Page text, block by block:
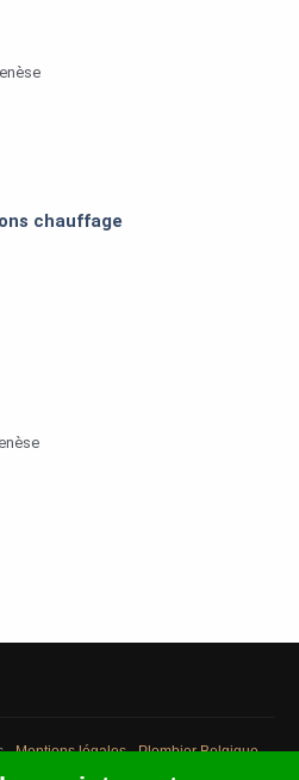
chauffage
-Mentions légales-Plombier Belgique-